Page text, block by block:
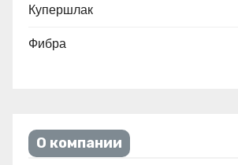
Купершлак
Фибра
О компании